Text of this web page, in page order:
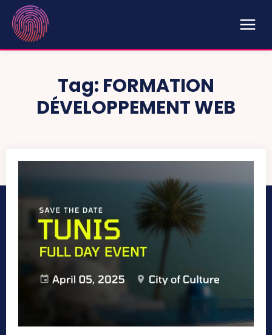
Tag: FORMATION
DÉVELOPPEMENT WEB